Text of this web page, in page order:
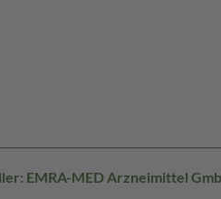
EMRA-MED Arzneimittel